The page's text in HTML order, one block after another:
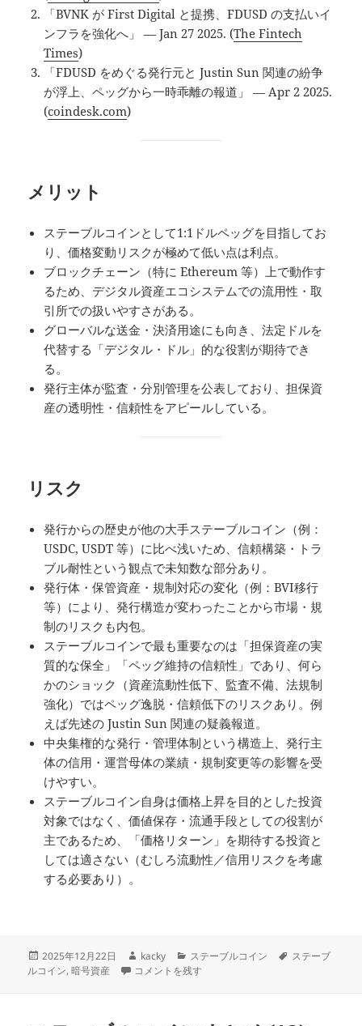
「BVNK が First Digital と提携、FDUSD の支払いイ
ンフラを強化へ」 — Jan 27 2025. (The Fintech
Times)
「FDUSD をめぐる発行元と Justin Sun 関連の紛争
が浮上、ペッグから一時乖離の報道」 — Apr 2 2025.
(coindesk.com)
メリット
ステーブルコインとして1:1ドルペッグを目指してお
り、価格変動リスクが極めて低い点は利点。
ブロックチェーン（特に Ethereum 等）上で動作す
るため、デジタル資産エコシステムでの流用性・取
引所での扱いやすさがある。
グローバルな送金・決済用途にも向き、法定ドルを
代替する「デジタル・ドル」的な役割が期待でき
る。
発行主体が監査・分別管理を公表しており、担保資
産の透明性・信頼性をアピールしている。
リスク
発行からの歴史が他の大手ステーブルコイン（例：
USDC, USDT 等）に比べ浅いため、信頼構築・トラ
ブル耐性という観点で未知数な部分あり。
発行体・保管資産・規制対応の変化（例：BVI移行
等）により、発行構造が変わったことから市場・規
制のリスクも内包。
ステーブルコインで最も重要なのは「担保資産の実
質的な保全」「ペッグ維持の信頼性」であり、何ら
かのショック（資産流動性低下、監査不備、法規制
強化）ではペッグ逸脱・信頼低下のリスクあり。例
えば先述の Justin Sun 関連の疑義報道。
中央集権的な発行・管理体制という構造上、発行主
体の信用・運営母体の業績・規制変更等の影響を受
けやすい。
ステーブルコイン自身は価格上昇を目的とした投資
対象ではなく、価値保存・流通手段としての役割が
主であるため、「価格リターン」を期待する投資と
しては適さない（むしろ流動性／信用リスクを考慮
する必要あり）。
投
稿
2025年12月22日
作
成
kacky
カ
テ
ステーブルコイン
タ
ステーブ
ルコイン,暗号資産 ステーブルコインまとめ(13) FDUSD に
コメントを残す